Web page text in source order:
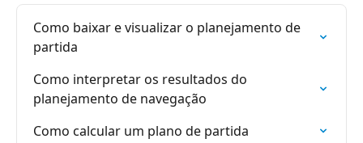
Como baixar e visualizar o planejamento de
partida
Como interpretar os resultados do
planejamento de navegação
Como calcular um plano de partida